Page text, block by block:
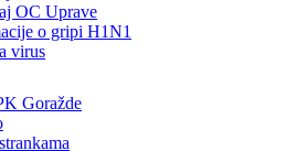
Vlade
prognozna služba Ministarstva privrede
o radu
OC Uprave
o gripi H1N1
virus